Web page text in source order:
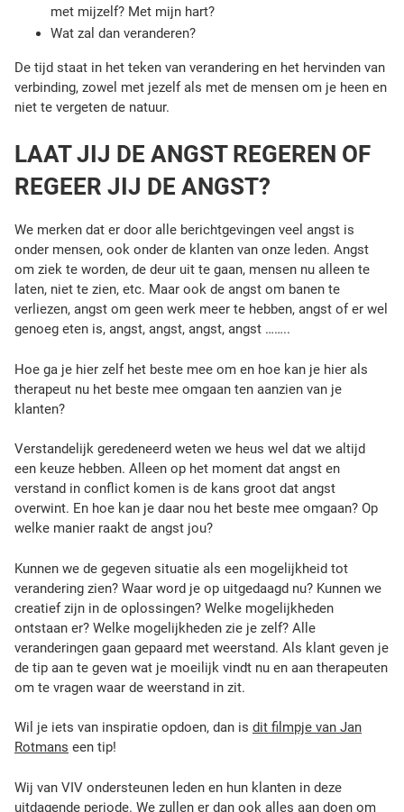
met mijzelf? Met mijn hart?
Wat zal dan veranderen?
De tijd staat in het teken van verandering en het hervinden van
verbinding, zowel met jezelf als met de mensen om je heen en
niet te vergeten de natuur.
LAAT JIJ DE ANGST REGEREN OF
REGEER JIJ DE ANGST?
We merken dat er door alle berichtgevingen veel angst is
onder mensen, ook onder de klanten van onze leden. Angst
om ziek te worden, de deur uit te gaan, mensen nu alleen te
laten, niet te zien, etc. Maar ook de angst om banen te
verliezen, angst om geen werk meer te hebben, angst of er wel
genoeg eten is, angst, angst, angst, angst ……..
Hoe ga je hier zelf het beste mee om en hoe kan je hier als
therapeut nu het beste mee omgaan ten aanzien van je
klanten?
Verstandelijk geredeneerd weten we heus wel dat we altijd
een keuze hebben. Alleen op het moment dat angst en
verstand in conflict komen is de kans groot dat angst
overwint. En hoe kan je daar nou het beste mee omgaan? Op
welke manier raakt de angst jou?
Kunnen we de gegeven situatie als een mogelijkheid tot
verandering zien? Waar word je op uitgedaagd nu? Kunnen we
creatief zijn in de oplossingen? Welke mogelijkheden
ontstaan er? Welke mogelijkheden zie je zelf? Alle
veranderingen gaan gepaard met weerstand. Als klant geven je
de tip aan te geven wat je moeilijk vindt nu en aan therapeuten
om te vragen waar de weerstand in zit.
Wil je iets van inspiratie opdoen, dan is dit filmpje van Jan
Rotmans een tip!
Wij van VIV ondersteunen leden en hun klanten in deze
uitdagende periode. We zullen er dan ook alles aan doen om